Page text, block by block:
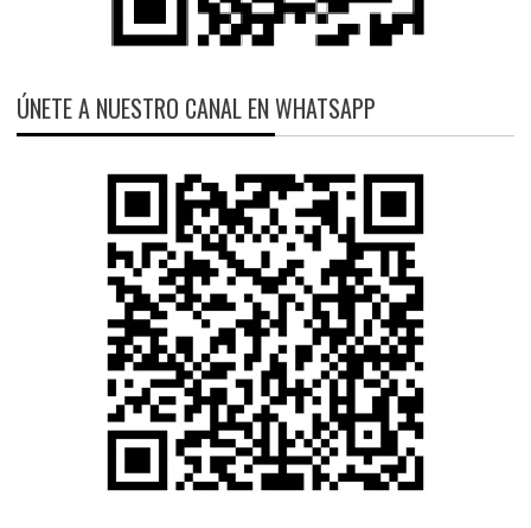
ÚNETE A NUESTRO CANAL EN WHATSAPP